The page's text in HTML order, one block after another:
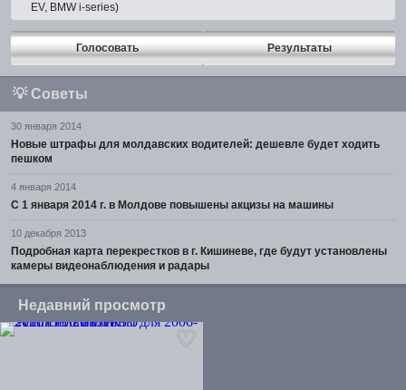
EV, BMW i-series)
Голосовать Результаты
💡 Советы
30 января 2014
Новые штрафы для молдавских водителей: дешевле будет ходить
пешком
4 января 2014
С 1 января 2014 г. в Молдове повышены акцизы на машины
10 декабря 2013
Подробная карта перекрестков в г. Кишиневе, где будут установлены
камеры видеонаблюдения и радары
Недавний просмотр